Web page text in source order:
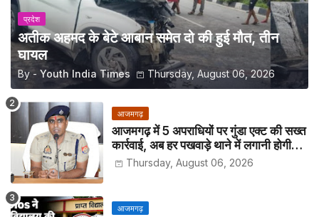
प्रदेश
अतीक अहमद के बेटे आबान समेत दो की हुई मौत, तीन
घायल
By - Youth India Times Thursday, August 06, 2026
आजमगढ़
आजमगढ़ में 5 अपराधियों पर गुंडा एक्ट की सख्त
कार्रवाई, अब हर पखवाड़े थाने में लगानी होगी
हाजिरीThursday, August 06, 2026
आजमगढ़